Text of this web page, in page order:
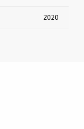
2020